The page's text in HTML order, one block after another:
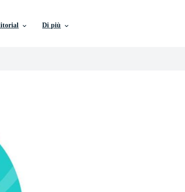
Di più